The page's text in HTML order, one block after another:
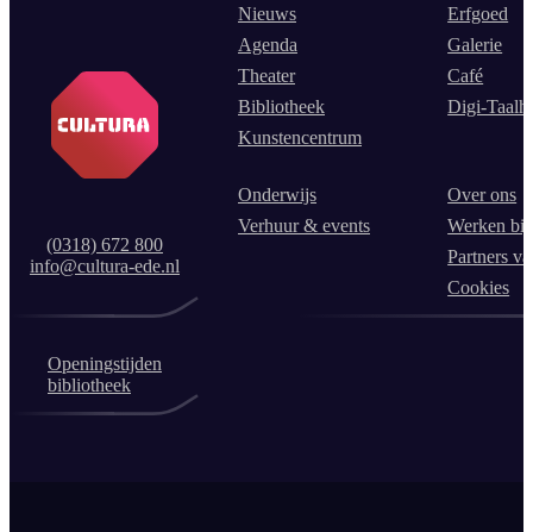
(0318) 672 800
info@cultura-ede.nl
Nieuws
Agenda
Theater
Bibliotheek
Kunstencentrum
Erfgoed
Galerie
Café
Digi-
Onderwijs
Verhuur & events
Over ons
Werken
Partners
Cookies
Openingstijden
bibliotheek